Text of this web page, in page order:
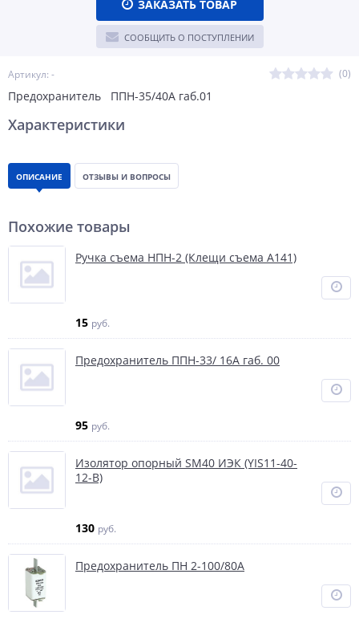
Артикул: - (0)
Предохранитель ППН-35/40А габ.01
ЗАКАЗАТЬ ТОВАР
СООБЩИТЬ О ПОСТУПЛЕНИИ
Характеристики
ОПИСАНИЕ ОТЗЫВЫ И ВОПРОСЫ
Похожие товары
Ручка съема НПН-2 (Клещи съема А141)
15 руб.
Предохранитель ППН-33/ 16А габ. 00
95 руб.
Изолятор опорный SM40 ИЭК (YIS11-40-
12-B)
130 руб.
Предохранитель ПН 2-100/80А